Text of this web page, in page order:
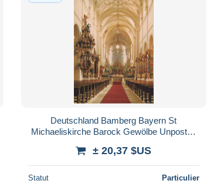
Deutschland Bamberg Bayern St
Michaeliskirche Barock Gewölbe Unposted
± 20,37 $US
Statut Particulier